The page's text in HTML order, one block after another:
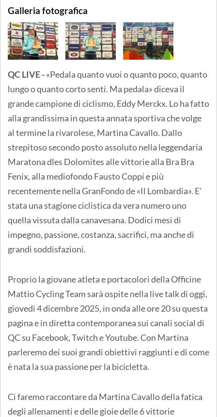
Galleria fotografica
QC LIVE -«Pedala quanto vuoi o quanto poco, quanto
lungo o quanto corto senti. Ma pedala» diceva il
grande campione di ciclismo, Eddy Merckx. Lo ha fatto
alla grandissima in questa annata sportiva che volge
al termine la rivarolese, Martina Cavallo. Dallo
strepitoso secondo posto assoluto nella leggendaria
Maratona dles Dolomites alle vittorie alla Bra Bra
Fenix, alla mediofondo Fausto Coppi e più
recentemente nella GranFondo de «Il Lombardia». E’
stata una stagione ciclistica da vera numero uno
quella vissuta dalla canavesana. Dodici mesi di
impegno, passione, costanza, sacrifici, ma anche di
grandi soddisfazioni.
Proprio la giovane atleta e portacolori della Officine
Mattio Cycling Team sarà ospite nella live talk di oggi,
giovedì 4 dicembre 2025, in onda alle ore 20 su questa
pagina e in diretta contemporanea sui canali social di
QC su Facebook, Twitch e Youtube. Con Martina
parleremo dei suoi grandi obiettivi raggiunti e di come
è nata la sua passione per la bicicletta.
Ci faremo raccontare da Martina Cavallo della fatica
degli allenamenti e delle gioie delle 6 vittorie